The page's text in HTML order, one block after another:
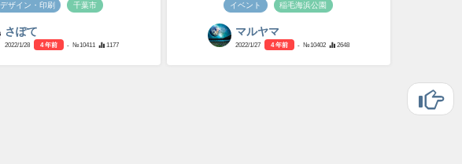
デザイン・印刷 千葉市
さぽて
2022/1/28 4 年前 - №10411 1177
イベント 稲毛海浜公園
マルヤマ
2022/1/27 4 年前 - №10402 2648